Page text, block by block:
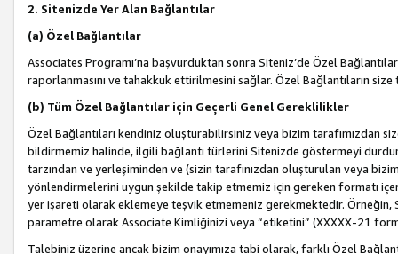
2. Sitenizde Yer Alan Bağlantılar
(a) Özel Bağlantılar
Associates Programı’na başvurduktan sonra Siteniz’de Özel
raporlanmasını ve tahakkuk ettirilmesini sağlar. Özel Bağlantıların
(b) Tüm Özel Bağlantılar için Geçerli Genel Gereklilikler
Özel Bağlantıları kendiniz oluşturabilirsiniz veya bizim tarafımızdan
bildirmemiz halinde, ilgili bağlantı türlerini Sitenizde göstermeyi
tarzından ve yerleşiminden ve (sizin tarafınızdan oluşturulan veya
yönlendirmelerini uygun şekilde takip etmemiz için gereken formatı
yer işareti olarak eklemeye teşvik etmemeniz gerekmektedir. Örneğin,
parametre olarak Associate Kimliğinizi veya “etiketini” (XXXXX-21
Talebiniz üzerine ancak bizim onayımıza tabi olarak, farklı Özel